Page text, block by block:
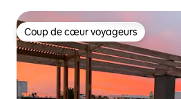
Coup de cœur voyageurs
Coup de cœur voyageurs